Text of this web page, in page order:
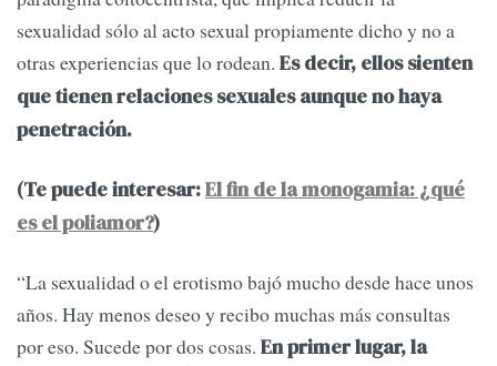
sexualidad sólo al acto sexual propiamente dicho y no a
otras experiencias que lo rodean. Es decir, ellos sienten
que tienen relaciones sexuales aunque no haya
penetración.
(Te puede interesar:El fin de la monogamia: ¿qué
es el poliamor?)
“La sexualidad o el erotismo bajó mucho desde hace unos
años. Hay menos deseo y recibo muchas más consultas
por eso. Sucede por dos cosas. En primer lugar, la